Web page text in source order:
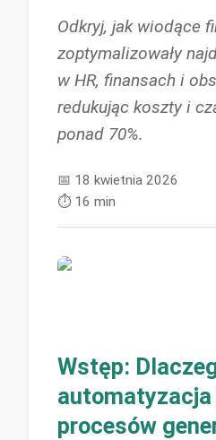
Odkryj, jak wiodące
zoptymalizowały
w HR, finansach i
redukując koszty i
ponad 70%.
📅 18 kwietnia 2026
⏱️ 16 min
Wstęp:
procesów